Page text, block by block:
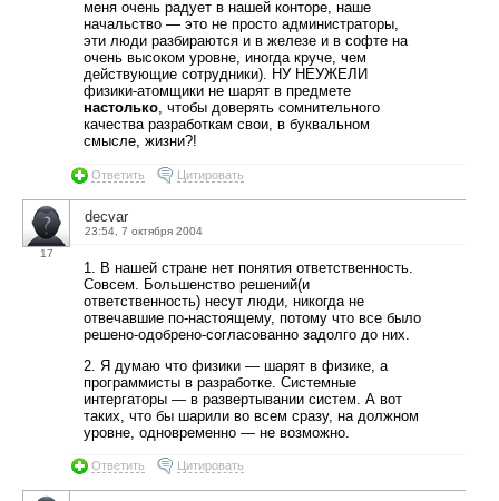
меня очень радует в нашей конторе, наше
начальство — это не просто администраторы,
эти люди разбираются и в железе и в софте на
очень высоком уровне, иногда круче, чем
действующие сотрудники). НУ НЕУЖЕЛИ
физики-атомщики не шарят в предмете
настолько, чтобы доверять сомнительного
качества разработкам свои, в буквальном
смысле, жизни?!
Ответить Цитировать
17
decvar
23:54, 7 октября 2004
1. В нашей стране нет понятия ответственность.
Совсем. Большенство решений(и
ответственность) несут люди, никогда не
отвечавшие по-настоящему, потому что все было
решено-одобрено-согласованно задолго до них.
2. Я думаю что физики — шарят в физике, а
программисты в разработке. Системные
интергаторы — в развертывании систем. А вот
таких, что бы шарили во всем сразу, на должном
уровне, одновременно — не возможно.
Ответить Цитировать